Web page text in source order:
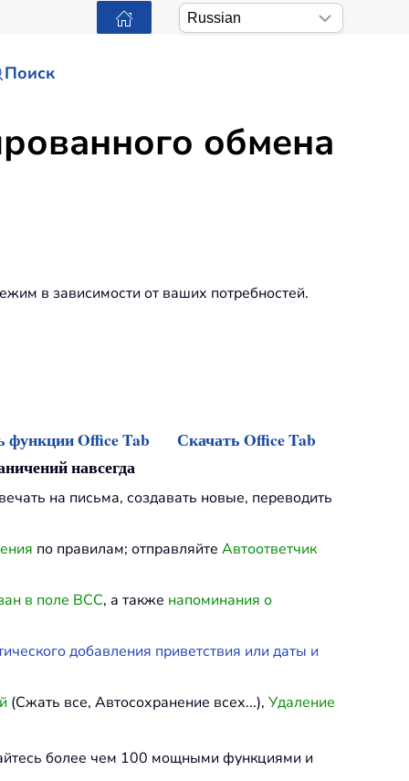
Поиск
обмена
в зависимости от ваших потребностей.
функции Office Tab
Скачать Office Tab
навсегда
на письма, создавать новые, переводить
по правилам; отправляйте Автоответчик
в поле BCC, а также напоминания о
добавления приветствия или даты и
(Сжать все, Автосохранение всех...), Удаление
более чем 100 мощными функциями и